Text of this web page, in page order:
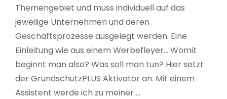
Themengebiet und muss individuell auf das
jeweilige Unternehmen und deren
Geschäftsprozesse ausgelegt werden. Eine
Einleitung wie aus einem Werbefleyer… Womit
beginnt man also? Was soll man tun? Hier setzt
der GrundschutzPLUS Aktivator an. Mit einem
Assistent werde ich zu meiner …